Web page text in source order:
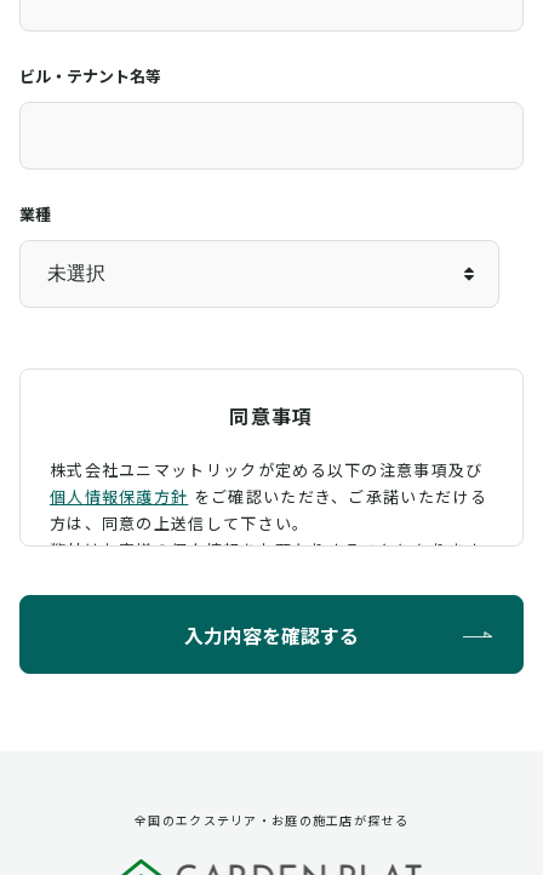
ビル・テナント名等
業種
同意事項
株式会社ユニマットリックが定める以下の注意事項及び
個人情報保護方針 をご確認いただき、 ご承諾いただける
方は、同意の上送信して下さい。
弊社はお客様の個人情報をお預かりすることになります
ように定め、保護に努めております。
第三者への提供
入力内容を確認する
全国のエクステリア・お庭の施工店が探せる